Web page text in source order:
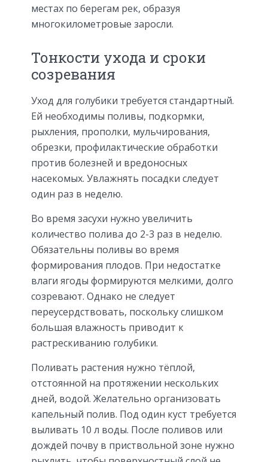
местах по берегам рек, образуя
многокилометровые заросли.
Тонкости ухода и сроки
созревания
Уход для голубики требуется стандартный.
Ей необходимы поливы, подкормки,
рыхления, прополки, мульчирования,
обрезки, профилактические обработки
против болезней и вредоносных
насекомых. Увлажнять посадки следует
один раз в неделю.
Во время засухи нужно увеличить
количество полива до 2-3 раз в неделю.
Обязательны поливы во время
формирования плодов. При недостатке
влаги ягоды формируются мелкими, долго
созревают. Однако не следует
переусердствовать, поскольку слишком
большая влажность приводит к
растрескиванию голубики.
Поливать растения нужно тёплой,
отстоянной на протяжении нескольких
дней, водой. Желательно организовать
капельный полив. Под один куст требуется
выливать 10 л воды. После поливов или
дождей почву в приствольной зоне нужно